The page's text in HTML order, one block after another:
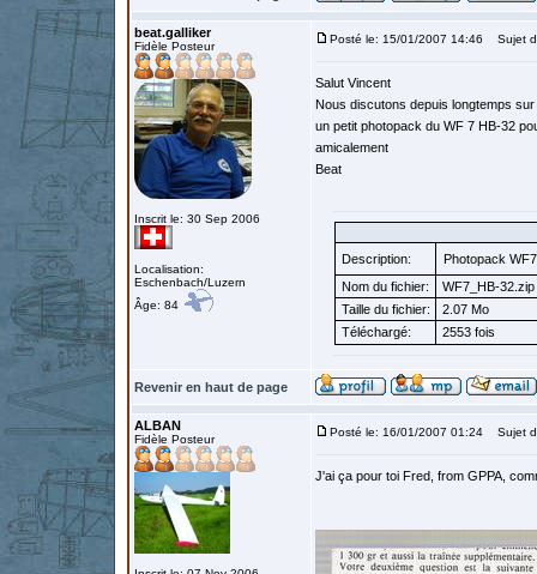
beat.galliker
Fidèle Posteur
Inscrit le: 30 Sep 2006
Localisation:
Eschenbach/Luzern
Âge: 84
Posté le: 15/01/2007 14:46 Sujet
Salut Vincent
Nous discutons depuis longtemps
un petit photopack du WF 7 HB-32
amicalement
Beat
Description:
Photopack WF7
Nom du fichier:
WF7_HB-32.zip
Taille du fichier:
2.07 Mo
Téléchargé:
2553 fois
Revenir en haut de page
ALBAN
Fidèle Posteur
Posté le: 16/01/2007 01:24 Sujet
J'ai ça pour toi Fred, from GPPA,